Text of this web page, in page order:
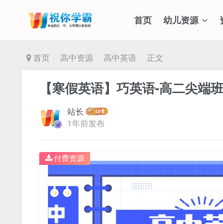
首页 幼儿资源
首页 高中资源 高中英语 正文
【寒假英语】巧英语-高二尖端
站长
1年前发布
付费资源